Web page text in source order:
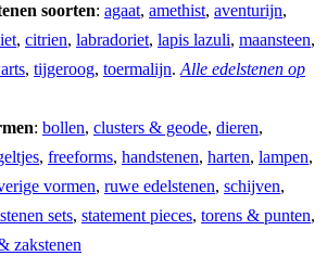
soorten: agaat, amethist, aventurijn,
, citrien, labradoriet, lapis lazuli, maansteen,
, tijgeroog, toermalijn. Alle edelstenen op
: bollen, clusters & geode, dieren,
, freeforms, handstenen, harten, lampen,
vormen, ruwe edelstenen, schijven,
sets, statement pieces, torens & punten,
zakstenen